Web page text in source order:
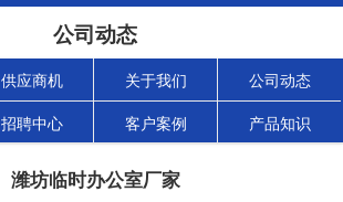
公司动态
供应商机 关于我们 公司动态
招聘中心 客户案例 产品知识
潍坊临时办公室厂家